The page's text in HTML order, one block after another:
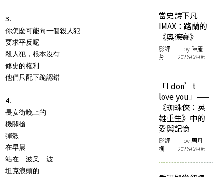
3.
你怎麼可能向一個殺人犯
要求平反呢
殺人犯，根本沒有
修史的權利
他們只配下跪認錯
4.
長安街晚上的
機關槍
彈殻
在早晨
站在一波又一波
坦克浪頭的
當史詩下凡
IMAX：路蘭的
《奧德賽》
影評 | by 陳麗
芬 | 2026-08-06
「I don’t
love you」——
《蜘蛛俠：英
雄重生》中的
愛與記憶
影評 | by周丹
楓 | 2026-08-06